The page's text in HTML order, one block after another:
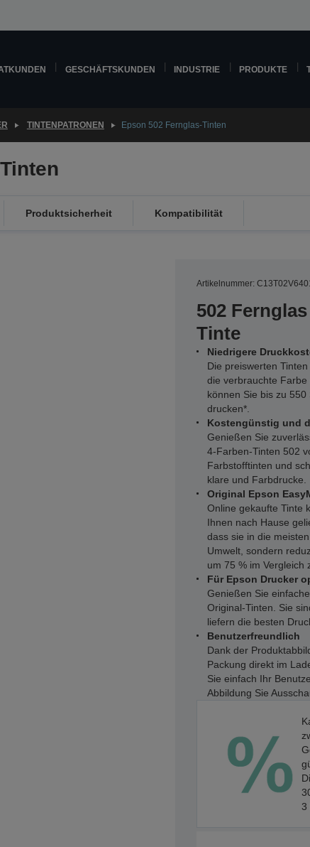
GESCHÄFTSKUNDEN INDUSTRIE PRODUKTE
TINTENPATRONEN Epson 502 Fernglas-Tinten
Produktsicherheit Kompatibilität
Artikelnummer:
502
Tinte
Niedrigere
Die preiswerten
die verbrauchte
können Sie bis zu
drucken*.
Kostengünstig und
Genießen Sie
4-Farben-Tinten 502
Farbstofftinten und
klare und Farbdrucke.
Original Epson
Online gekaufte Tinte
Ihnen nach Hause
dass sie in die
Umwelt, sondern
um 75 % im Vergleich
Für Epson Drucker
Genießen Sie
Original-Tinten. Sie
liefern die besten
Benutzerfreundlich
Dank der
Packung direkt im
Sie einfach Ihr
Abbildung Sie
3